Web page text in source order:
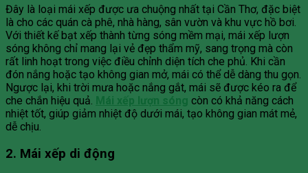
Đây là loại mái xếp được ưa chuộng nhất tại Cần Thơ, đặc biệt
là cho các quán cà phê, nhà hàng, sân vườn và khu vực hồ bơi.
Với thiết kế bạt xếp thành từng sóng mềm mại, mái xếp lượn
sóng không chỉ mang lại vẻ đẹp thẩm mỹ, sang trọng mà còn
rất linh hoạt trong việc điều chỉnh diện tích che phủ. Khi cần
đón nắng hoặc tạo không gian mở, mái có thể dễ dàng thu gọn.
Ngược lại, khi trời mưa hoặc nắng gắt, mái sẽ được kéo ra để
che chắn hiệu quả. Mái xếp lượn sóng còn có khả năng cách
nhiệt tốt, giúp giảm nhiệt độ dưới mái, tạo không gian mát mẻ,
dễ chịu.
2. Mái xếp di động